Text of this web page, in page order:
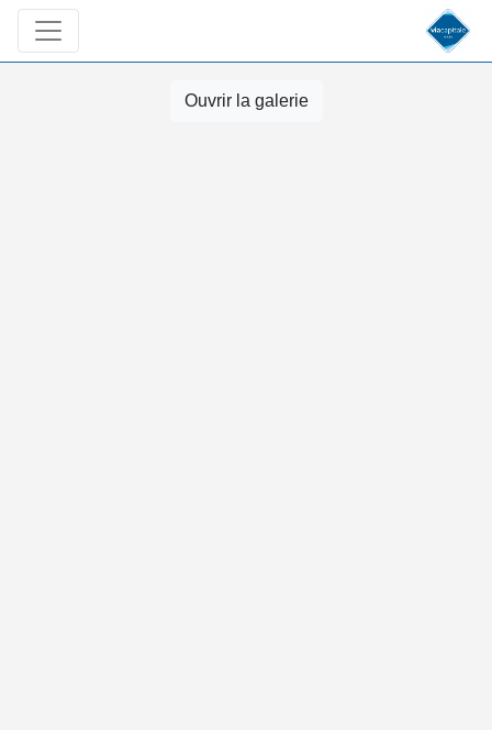
Ouvrir la galerie